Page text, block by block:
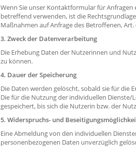
Wenn Sie unser Kontaktformular für
betreffend verwenden, ist die
Maßnahmen auf Anfrage des Betroffenen, Art.
3. Zweck der Datenverarbeitung
Die Erhebung Daten der Nutzerinnen und
zu können.
4. Dauer der Speicherung
Die Daten werden gelöscht, sobald sie für die
Die für die Nutzung der individuellen Dienste/
gespeichert, bis sich die Nutzerin bzw. der
5. Widerspruchs- und
Eine Abmeldung von den individuellen
personenbezogenen Daten unverzüglich